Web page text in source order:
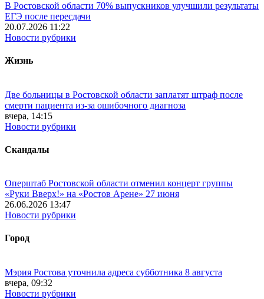
В Ростовской области 70% выпускников улучшили результаты
ЕГЭ после пересдачи
20.07.2026 11:22
Новости рубрики
Жизнь
Две больницы в Ростовской области заплатят штраф после
смерти пациента из-за ошибочного диагноза
вчера, 14:15
Новости рубрики
Скандалы
Оперштаб Ростовской области отменил концерт группы
«Руки Вверх!» на «Ростов Арене» 27 июня
26.06.2026 13:47
Новости рубрики
Город
Мэрия Ростова уточнила адреса субботника 8 августа
вчера, 09:32
Новости рубрики